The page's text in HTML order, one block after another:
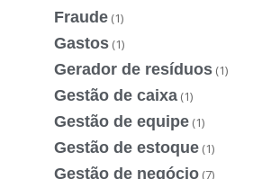
Fraude (1)
Gastos (1)
Gerador de resíduos (1)
Gestão de caixa (1)
Gestão de equipe (1)
Gestão de estoque (1)
Gestão de negócio (7)